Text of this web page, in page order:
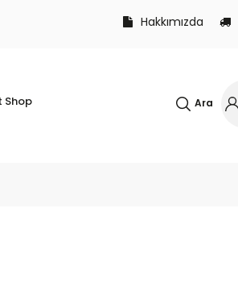
Hakkımızda
Shop Ara